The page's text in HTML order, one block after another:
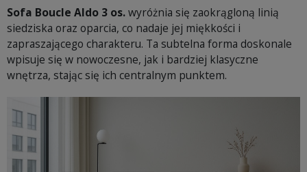
Sofa Boucle Aldo 3 os.wyróżnia się zaokrągloną linią
siedziska oraz oparcia, co nadaje jej miękkości i
zapraszającego charakteru. Ta subtelna forma doskonale
wpisuje się w nowoczesne, jak i bardziej klasyczne
wnętrza, stając się ich centralnym punktem.